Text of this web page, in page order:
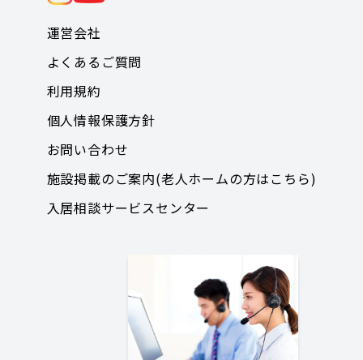
運営会社
よくあるご質問
利用規約
個人情報保護方針
お問い合わせ
施設掲載のご案内(老人ホームの方はこちら)
入居相談サービスセンター